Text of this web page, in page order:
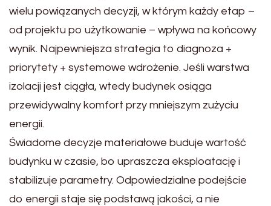
wielu powiązanych decyzji, w którym każdy etap –
od projektu po użytkowanie – wpływa na końcowy
wynik. Najpewniejsza strategia to diagnoza +
priorytety + systemowe wdrożenie. Jeśli warstwa
izolacji jest ciągła, wtedy budynek osiąga
przewidywalny komfort przy mniejszym zużyciu
energii.
Świadome decyzje materiałowe buduje wartość
budynku w czasie, bo upraszcza eksploatację i
stabilizuje parametry. Odpowiedzialne podejście
do energii staje się podstawą jakości, a nie